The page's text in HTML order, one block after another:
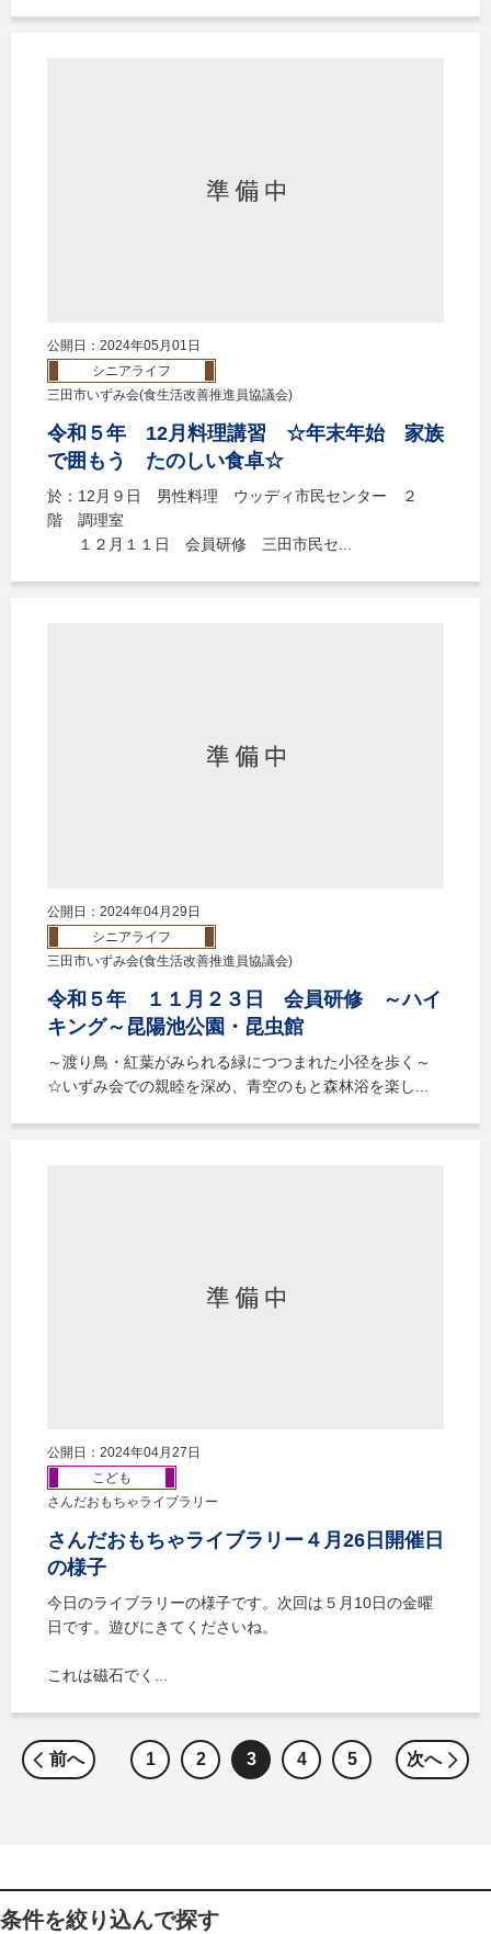
公開日：2024年05月01日
シニアライフ
三田市いずみ会(食生活改善推進員協議会)
令和５年 12月料理講習 ☆年末年始 家族
で囲もう たのしい食卓☆
於：12月９日 男性料理 ウッディ市民センター ２
階 調理室
１２月１１日 会員研修 三田市民セ...
公開日：2024年04月29日
シニアライフ
三田市いずみ会(食生活改善推進員協議会)
令和５年 １１月２３日 会員研修 ～ハイ
キング～昆陽池公園・昆虫館
～渡り鳥・紅葉がみられる緑につつまれた小径を歩く～
☆いずみ会での親睦を深め、青空のもと森林浴を楽し...
公開日：2024年04月27日
こども
さんだおもちゃライブラリー
さんだおもちゃライブラリー４月26日開催日
の様子
今日のライブラリーの様子です。次回は５月10日の金曜
日です。遊びにきてくださいね。
これは磁石でく...
前へ 1 2 3 4 5 次へ
条件を絞り込んで探す